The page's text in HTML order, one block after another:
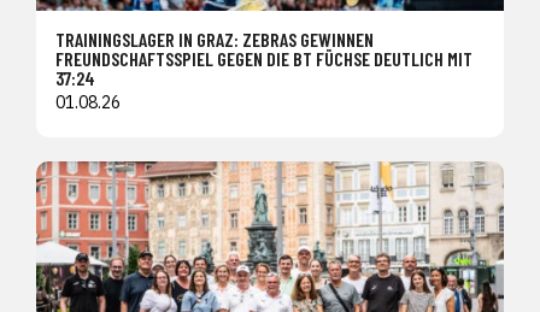
TRAININGSLAGER IN GRAZ: ZEBRAS GEWINNEN
FREUNDSCHAFTSSPIEL GEGEN DIE BT FÜCHSE DEUTLICH MIT
37:24
01.08.26